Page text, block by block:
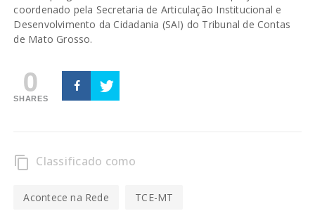
coordenado pela Secretaria de Articulação Institucional e
Desenvolvimento da Cidadania (SAI) do Tribunal de Contas
de Mato Grosso.
0
SHARES
content_copy Classificado como
Acontece na Rede TCE-MT